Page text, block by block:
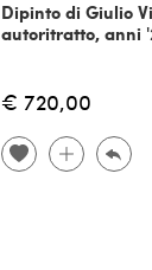
Dipinto di Giulio
autoritratto, anni
€ 720,00